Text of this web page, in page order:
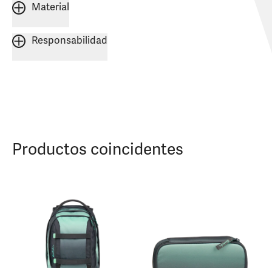
Material
Responsabilidad
Productos coincidentes